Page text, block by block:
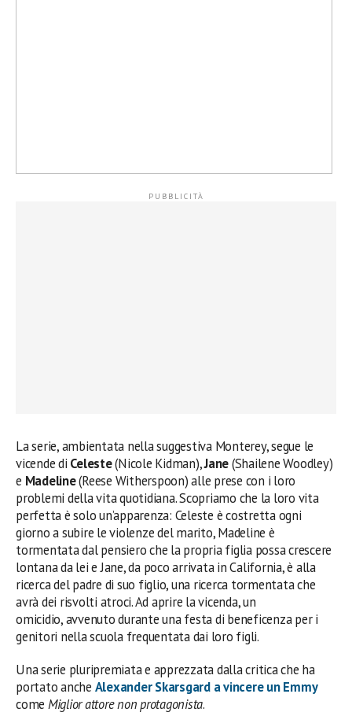
La serie, ambientata nella suggestiva Monterey, segue le
vicende di Celeste(Nicole Kidman),Jane(Shailene Woodley)
e Madeline(Reese Witherspoon) alle prese con i loro
problemi della vita quotidiana. Scopriamo che la loro vita
perfetta è solo un’apparenza: Celeste è costretta ogni
giorno a subire le violenze del marito, Madeline è
tormentata dal pensiero che la propria figlia possa crescere
lontana da lei e Jane, da poco arrivata in California, è alla
ricerca del padre di suo figlio, una ricerca tormentata che
avrà dei risvolti atroci. Ad aprire la vicenda, un
omicidio, avvenuto durante una festa di beneficenza per i
genitori nella scuola frequentata dai loro figli.
Una serie pluripremiata e apprezzata dalla critica che ha
portato anche Alexander Skarsgard a vincere un Emmy
come Miglior attore non protagonista.